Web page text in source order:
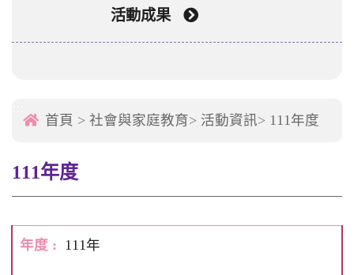
活動成果
首頁 >社會與家庭教育> 活動資訊> 111年度
111年度
111年